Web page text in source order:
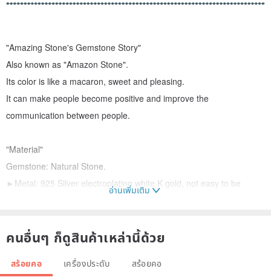
"Amazing Stone's Gemstone Story"
Also known as "Amazon Stone".
Its color is like a macaron, sweet and pleasing.
It can make people become positive and improve the
communication between people.
"Material"
Gemstone: Natural Stone.
►Metal: 925 Silver electroplating white K gold, not easy to be
อ่านเพิ่มเติม
คนอื่นๆ ก็ดูสินค้าเหล่านี้ด้วย
สร้อยคอ เครื่องประดับ สร้อยคอ